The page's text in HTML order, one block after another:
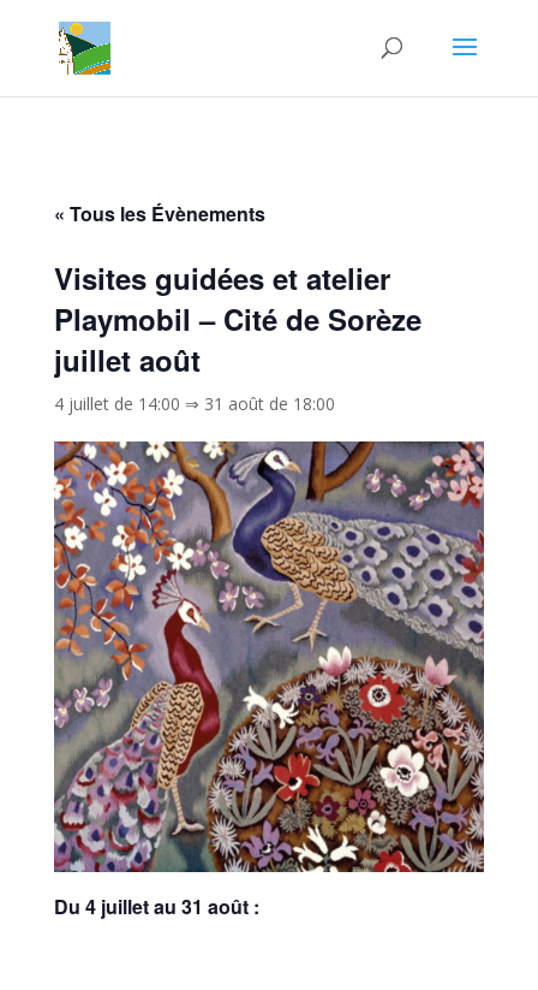
« Tous les Évènements
Visites guidées et atelier
Playmobil – Cité de Sorèze
juillet août
4 juillet de 14:00 ⇒ 31 août de 18:00
Du 4 juillet au 31 août :